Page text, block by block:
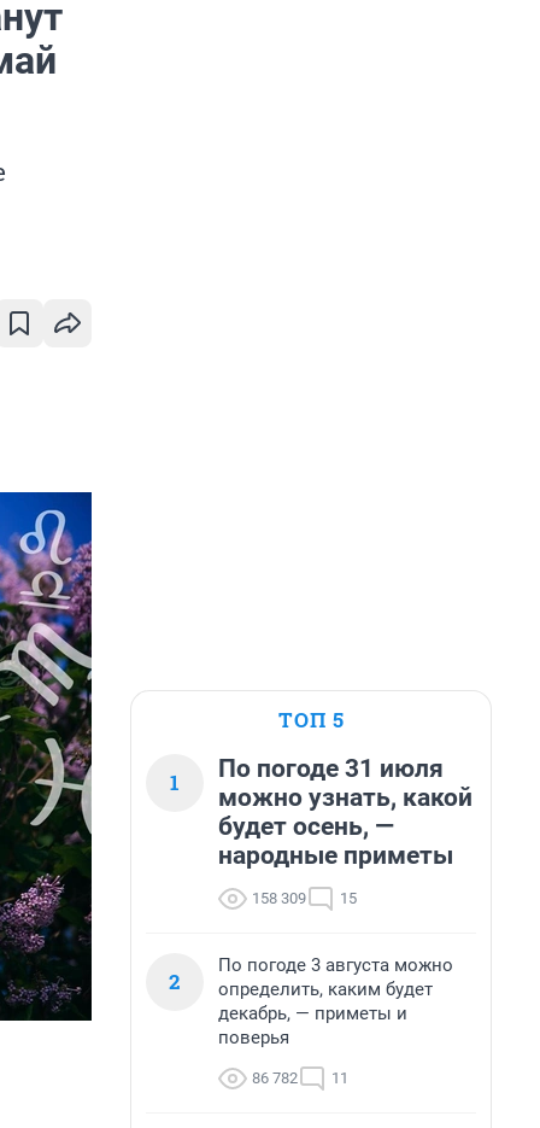
ТОП 5
1
По погоде 31 июля
можно узнать, какой
будет осень, —
народные приметы
158 309 15
2
По погоде 3 августа можно
определить, каким будет
декабрь, — приметы и
поверья
86 782 11